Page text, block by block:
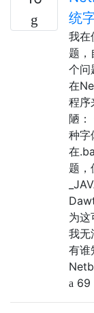
统
我在
题，
个问
在
程序
陋：
种字
在
题，
为这
我无
有谁
69